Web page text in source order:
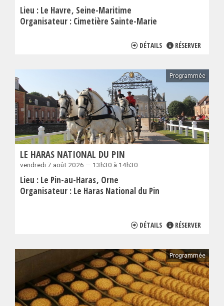
Lieu : Le Havre Seine-Maritime
Organisateur : Cimetière Sainte-Marie
DÉTAILS RÉSERVER
Programmée
LE HARAS NATIONAL DU PIN
vendredi 7 août 2026 — 13h30 à 14h30
Lieu : Le Pin-au-Haras Orne
Organisateur : Le Haras National du Pin
DÉTAILS RÉSERVER
Programmée